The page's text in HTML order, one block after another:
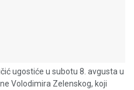
ugostiće u subotu 8. avgusta u
Volodimira Zelenskog, koji